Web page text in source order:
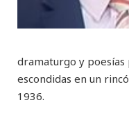
dramaturgo y
escondidas en un
1936.